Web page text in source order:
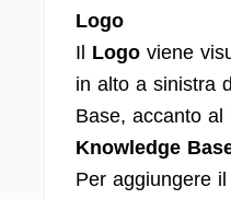
Logo
Il Logo viene
in alto a sinistra
Base, accanto al
Knowledge
Per aggiungere